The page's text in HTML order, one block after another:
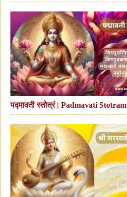
पद्मावती स्तोत्रं | Padmavati Stotram